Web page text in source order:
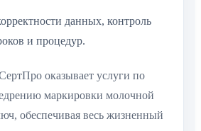
данных, контроль
и процедур.
оказывает услуги по
маркировки молочной
обеспечивая весь жизненный